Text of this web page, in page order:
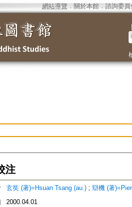
網站導覽 ． 關於本館． 諮詢委員
｜
注
玄奘 (著)=Hsuan Tsang (au.); 辯機 (著
2000.04.01